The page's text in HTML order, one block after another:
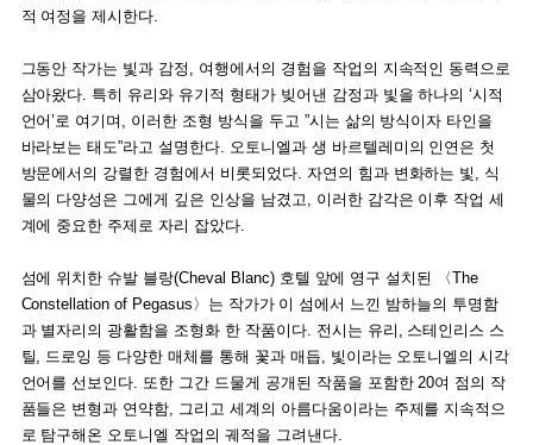
적 여정을 제시한다.
그동안 작가는 빛과 감정, 여행에서의 경험을 작업의 지속적인 동력으로
삼아왔다. 특히 유리와 유기적 형태가 빚어낸 감정과 빛을 하나의 ‘시적
언어’로 여기며, 이러한 조형 방식을 두고 ”시는 삶의 방식이자 타인을
바라보는 태도”라고 설명한다. 오토니엘과 생 바르텔레미의 인연은 첫
방문에서의 강렬한 경험에서 비롯되었다. 자연의 힘과 변화하는 빛, 식
물의 다양성은 그에게 깊은 인상을 남겼고, 이러한 감각은 이후 작업 세
계에 중요한 주제로 자리 잡았다.
섬에 위치한 슈발 블랑(Cheval Blanc) 호텔 앞에 영구 설치된 〈The
Constellation of Pegasus〉는 작가가 이 섬에서 느낀 밤하늘의 투명함
과 별자리의 광활함을 조형화 한 작품이다. 전시는 유리, 스테인리스 스
틸, 드로잉 등 다양한 매체를 통해 꽃과 매듭, 빛이라는 오토니엘의 시각
언어를 선보인다. 또한 그간 드물게 공개된 작품을 포함한 20여 점의 작
품들은 변형과 연약함, 그리고 세계의 아름다움이라는 주제를 지속적으
로 탐구해온 오토니엘 작업의 궤적을 그려낸다.